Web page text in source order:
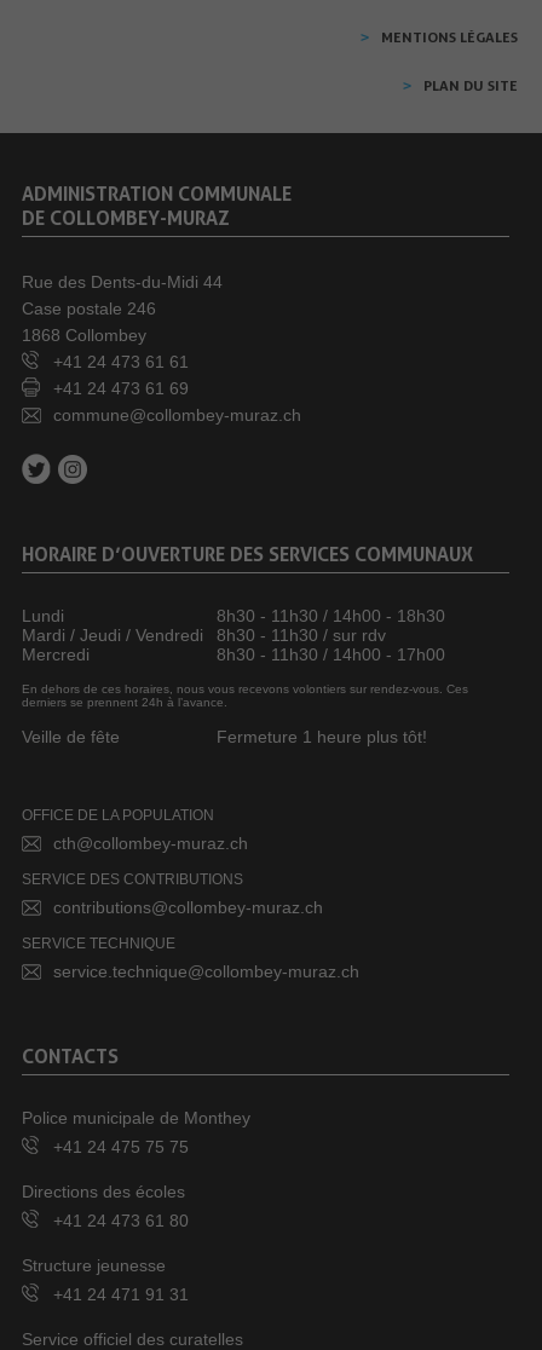
MENTIONS LÉGALES
PLAN DU SITE
ADMINISTRATION COMMUNALE
DE COLLOMBEY-MURAZ
Rue des Dents-du-Midi 44
Case postale 246
1868 Collombey
+41 24 473 61 61
+41 24 473 61 69
commune@collombey-muraz.ch
HORAIRE D’OUVERTURE DES SERVICES COMMUNAUX
Lundi
8h30 - 11h30 / 14h00 - 18h30
Mardi / Jeudi / Vendredi
8h30 - 11h30 / sur rdv
Mercredi
8h30 - 11h30 / 14h00 - 17h00
En dehors de ces horaires, nous vous recevons volontiers sur rendez-vous. Ces
derniers se prennent 24h à l’avance.
Veille de fête Fermeture 1 heure plus tôt!
OFFICE DE LA POPULATION
cth@collombey-muraz.ch
SERVICE DES CONTRIBUTIONS
contributions@collombey-muraz.ch
SERVICE TECHNIQUE
service.technique@collombey-muraz.ch
CONTACTS
Police municipale de Monthey
+41 24 475 75 75
Directions des écoles
+41 24 473 61 80
Structure jeunesse
+41 24 471 91 31
Service officiel des curatelles